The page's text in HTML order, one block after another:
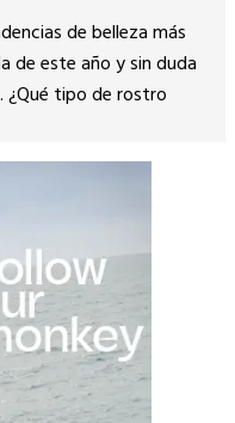
de belleza más
de este año y sin duda
¿Qué tipo de rostro